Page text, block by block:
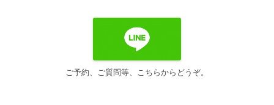
ご予約、ご質問等、こちらからどうぞ。